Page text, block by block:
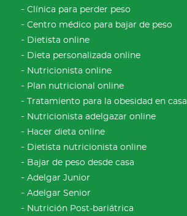
Clínica para perder peso
Centro médico para bajar de peso
Dietista online
Dieta personalizada online
Nutricionista online
Plan nutricional online
Tratamiento para la obesidad en casa
Nutricionista adelgazar online
Hacer dieta online
Dietista nutricionista online
Bajar de peso desde casa
Adelgar Junior
Adelgar Senior
Nutrición Post-bariátrica